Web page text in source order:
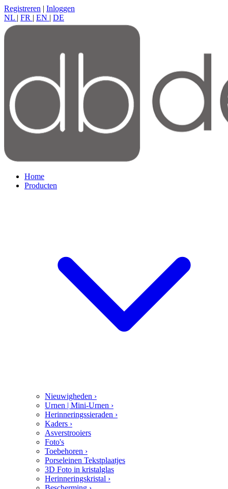
Registreren | Inloggen
NL | FR | EN | DE
Home
Producten
Nieuwigheden ›
Urnen | Mini-Urnen ›
Herinneringssieraden ›
Kaders ›
Asverstrooiers
Foto's
Toebehoren ›
Porseleinen Tekstplaatjes
3D Foto in kristalglas
Herinneringskristal ›